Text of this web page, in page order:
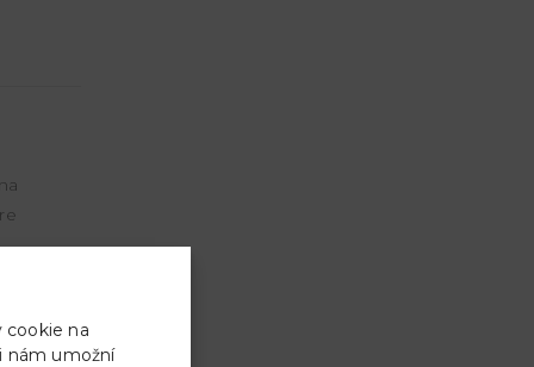
cookie na
nám umožní